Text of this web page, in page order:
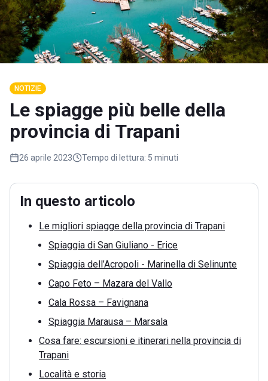
NOTIZIE
Le spiagge più belle della
provincia di Trapani
26 aprile 2023 Tempo di lettura: 5 minuti
In questo articolo
Le migliori spiagge della provincia di Trapani
Spiaggia di San Giuliano - Erice
Spiaggia dell’Acropoli - Marinella di Selinunte
Capo Feto – Mazara del Vallo
Cala Rossa – Favignana
Spiaggia Marausa – Marsala
Cosa fare: escursioni e itinerari nella provincia di
Trapani
Località e storia